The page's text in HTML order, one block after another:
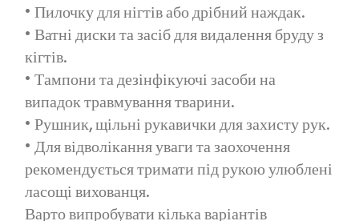
• Пилочку для нігтів або дрібний наждак.
• Ватні диски та засіб для видалення бруду з
кігтів.
• Тампони та дезінфікуючі засоби на
випадок травмування тварини.
• Рушник, щільні рукавички для захисту рук.
• Для відволікання уваги та заохочення
рекомендується тримати під рукою улюблені
ласощі вихованця.
Варто випробувати кілька варіантів